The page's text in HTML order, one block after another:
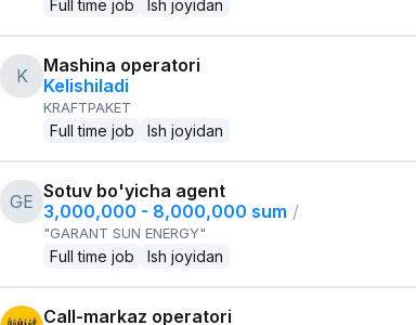
Full time job Ish joyidan
K
Mashina operatori
Kelishiladi
KRAFTPAKET
Full time job Ish joyidan
GE Sotuv bo'yicha agent
3,000,000 - 8,000,000 sum /
"GARANT SUN ENERGY"
Full time job Ish joyidan
Call-markaz operatori